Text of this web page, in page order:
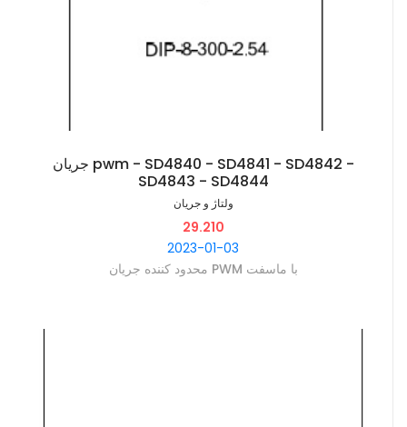
جریان pwm - SD4840 - SD4841 - SD4842 -
SD4843 - SD4844
ولتاژ و جریان
29.210
2023-01-03
محدود کننده جریان PWM با ماسفت